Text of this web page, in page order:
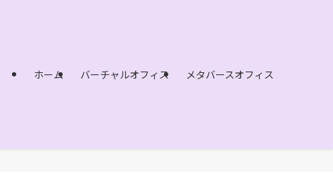
ホーム バーチャルオフィス メタバースオフィス